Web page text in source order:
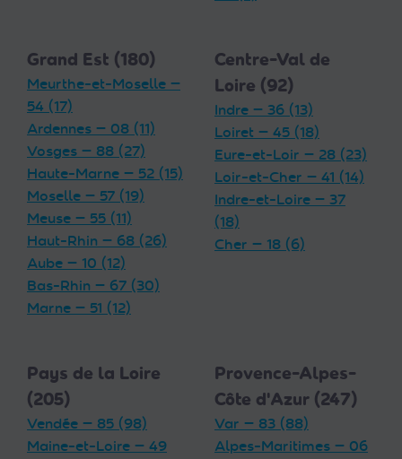
Grand Est (180)
Meurthe-et-Moselle —
54 (17)
Ardennes — 08 (11)
Vosges — 88 (27)
Haute-Marne — 52 (15)
Moselle — 57 (19)
Meuse — 55 (11)
Haut-Rhin — 68 (26)
Aube — 10 (12)
Bas-Rhin — 67 (30)
Marne — 51 (12)
Centre-Val de
Loire (92)
Indre — 36 (13)
Loiret — 45 (18)
Eure-et-Loir — 28 (23)
Loir-et-Cher — 41 (14)
Indre-et-Loire — 37
(18)
Cher — 18 (6)
Pays de la Loire
(205)
Vendée — 85 (98)
Maine-et-Loire — 49
Provence-Alpes-
Côte d'Azur (247)
Var — 83 (88)
Alpes-Maritimes — 06